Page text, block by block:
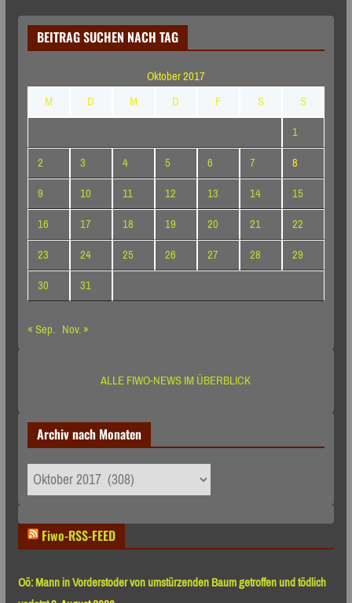
BEITRAG SUCHEN NACH TAG
Oktober 2017
M
D M D F S
S
1
2
3 4 5 6 7
8
9
10 11 12 13 14
15
16
17 18 19 20 21
22
23
24 25 26 27 28
29
30
31
« Sep. Nov. »
ALLE FIWO-NEWS IM ÜBERBLICK
Archiv nach Monaten
Archiv
nach
Fiwo-RSS-FEED
Oö: Mann in Vorderstoder von umstürzenden Baum getroffen und tödlich